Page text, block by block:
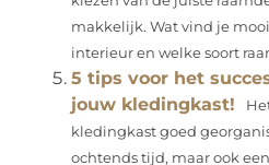
makkelijk. Wat vind je
interieur en welke soort
5 tips voor het
jouw kledingkast!
kledingkast goed
ochtends tijd, maar ook